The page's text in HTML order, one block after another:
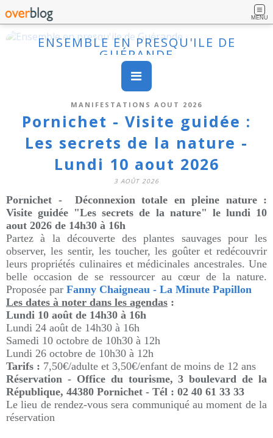
MENU
ENSEMBLE EN PRESQU'ILE DE
GUÉRANDE
MANIFESTATIONS AOUT 2026
Pornichet - Visite guidée :
Les secrets de la nature -
Lundi 10 aout 2026
3 AOÛT 2026
Pornichet - Déconnexion totale en pleine nature :
Visite guidée "Les secrets de la nature" le lundi 10
aout 2026 de 14h30 à 16h
Partez à la découverte des plantes sauvages pour les
observer, les sentir, les toucher, les goûter et redécouvrir
leurs propriétés culinaires et médicinales ancestrales. Une
belle occasion de se ressourcer au cœur de la nature.
Proposée par Fanny Chaigneau - La Minute Papillon
Les dates à noter dans les agendas :
Lundi 10 août de 14h30 à 16h
Lundi 24 août de 14h30 à 16h
Samedi 10 octobre de 10h30 à 12h
Lundi 26 octobre de 10h30 à 12h
Tarifs : 7,50€/adulte et 3,50€/enfant de moins de 12 ans
Réservation - Office du tourisme,3 boulevard de la
République, 44380 Pornichet - Tél : 02 40 61 33 33
Le lieu de rendez-vous sera communiqué au moment de la
réservation